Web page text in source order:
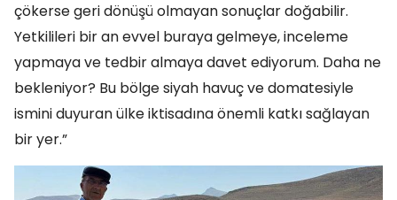
çökerse geri dönüşü olmayan sonuçlar doğabilir.
Yetkilileri bir an evvel buraya gelmeye, inceleme
yapmaya ve tedbir almaya davet ediyorum. Daha ne
bekleniyor? Bu bölge siyah havuç ve domatesiyle
ismini duyuran ülke iktisadına önemli katkı sağlayan
bir yer.”